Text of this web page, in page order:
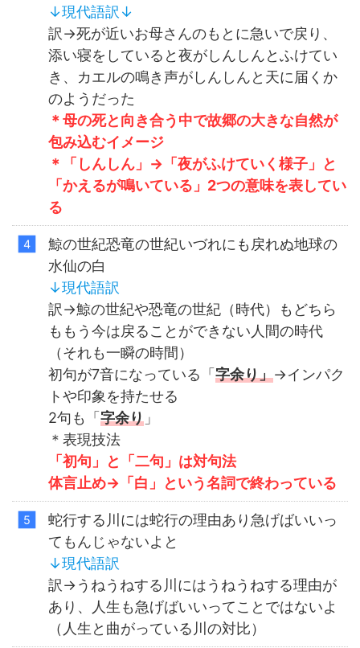
↓現代語訳 ↓
訳→死が近いお母さんのもとに急いで戻り、
添い寝をしていると夜がしんしんとふけてい
き、カエルの鳴き声がしんしんと天に届くか
のようだった
＊母の死と向き合う中で故郷の大きな自然が
包み込むイメージ
＊「しんしん」→「夜がふけていく様子」と
「かえるが鳴いている」2つの意味を表してい
る
鯨の世紀恐竜の世紀いづれにも戻れぬ地球の
水仙の白
↓現代語訳
訳→鯨の世紀や恐竜の世紀（時代）もどちら
ももう今は戻ることができない人間の時代
（それも一瞬の時間）
初句が7音になっている「 字余り」→インパク
トや印象を持たせる
2句も「 字余り 」
＊表現技法
「初句」と「二句」は対句法
体言止め→「白」という名詞で終わっている
蛇行する川には蛇行の理由あり急げばいいっ
てもんじゃないよと
↓現代語訳
訳→うねうねする川にはうねうねする理由が
あり、人生も急げばいいってことではないよ
（人生と曲がっている川の対比）